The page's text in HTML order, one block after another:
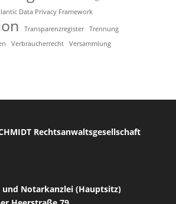
Data Privacy Framework
Transparenzregister
Trennung
Verbraucherrecht
Versammlung
Rechtsanwaltsgesellschaft
und Notarkanzlei (Hauptsitz)